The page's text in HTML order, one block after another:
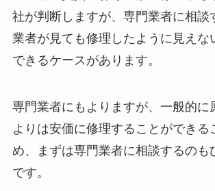
社が判断しますが、専門業者に相談
業者が見ても修理したように見えな
できるケースがあります。
専門業者にもよりますが、一般的に
よりは安価に修理することができる
め、まずは専門業者に相談するのも
です。